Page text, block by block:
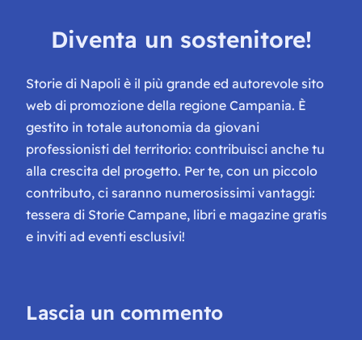
Diventa un sostenitore!
Storie di Napoli è il più grande ed autorevole sito
web di promozione della regione Campania. È
gestito in totale autonomia da giovani
professionisti del territorio: contribuisci anche tu
alla crescita del progetto. Per te, con un piccolo
contributo, ci saranno numerosissimi vantaggi:
tessera di Storie Campane, libri e magazine gratis
e inviti ad eventi esclusivi!
Lascia un commento